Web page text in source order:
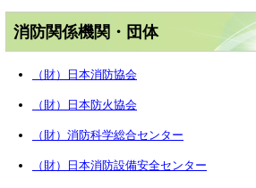
消防関係機関・団体
（財）日本消防協会
（財）日本防火協会
（財）消防科学総合センター
（財）日本消防設備安全センター